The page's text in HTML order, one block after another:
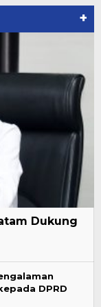
+
Dukung
DPRD